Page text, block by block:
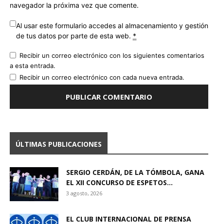
navegador la próxima vez que comente.
Al usar este formulario accedes al almacenamiento y gestión
de tus datos por parte de esta web. *
Recibir un correo electrónico con los siguientes comentarios
a esta entrada.
Recibir un correo electrónico con cada nueva entrada.
ÚLTIMAS PUBLICACIONES
SERGIO CERDÁN, DE LA TÓMBOLA, GANA
EL XII CONCURSO DE ESPETOS...
3 agosto, 2026
EL CLUB INTERNACIONAL DE PRENSA